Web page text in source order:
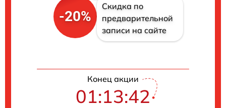
-20%
Скидка по
предварительной
записи на сайте
Конец акции
01:13:41